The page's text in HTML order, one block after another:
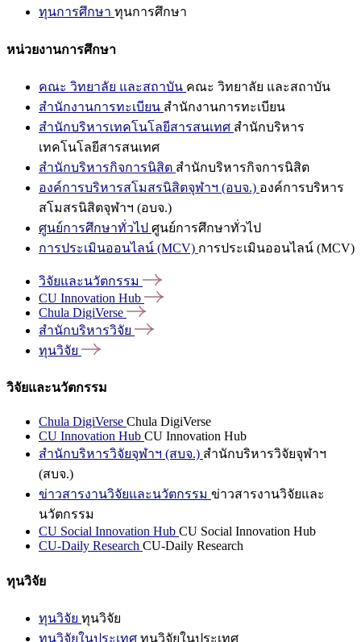
ทุนการศึกษา ทุนการศึกษา
หน่วยงานการศึกษา
คณะ วิทยาลัย และสถาบัน คณะ วิทยาลัย และสถาบัน
สำนักงานการทะเบียน สำนักงานการทะเบียน
สำนักบริหารเทคโนโลยีสารสนเทศ สำนักบริหาร
เทคโนโลยีสารสนเทศ
สำนักบริหารกิจการนิสิต สำนักบริหารกิจการนิสิต
องค์การบริหารสโมสรนิสิตจุฬาฯ (อบจ.) องค์การบริหาร
สโมสรนิสิตจุฬาฯ (อบจ.)
ศูนย์การศึกษาทั่วไป ศูนย์การศึกษาทั่วไป
การประเมินออนไลน์ (MCV) การประเมินออนไลน์ (MCV)
วิจัยและนวัตกรรม
CU Innovation Hub
Chula DigiVerse
สำนักบริหารวิจัย
ทุนวิจัย
วิจัยและนวัตกรรม
Chula DigiVerse Chula DigiVerse
CU Innovation Hub CU Innovation Hub
สำนักบริหารวิจัยจุฬาฯ (สบจ.) สำนักบริหารวิจัยจุฬาฯ
(สบจ.)
ข่าวสารงานวิจัยและนวัตกรรม ข่าวสารงานวิจัยและ
นวัตกรรม
CU Social Innovation Hub CU Social Innovation Hub
CU-Daily Research CU-Daily Research
ทุนวิจัย
ทุนวิจัย ทุนวิจัย
ทุนวิจัยในประเทศ ทุนวิจัยในประเทศ